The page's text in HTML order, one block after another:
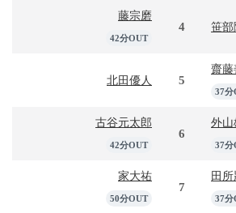
藤宗磨
42分OUT
4 笹部
北田優人 5
齋藤
37分
古谷元太郎
42分OUT
6
外山
37分
家大祐
50分OUT
7
田
37分